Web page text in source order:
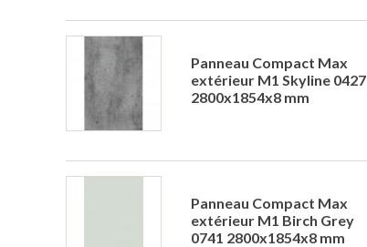
Panneau Compact Max
extérieur M1 Skyline 0427
2800x1854x8 mm
Panneau Compact Max
extérieur M1 Birch Grey
0741 2800x1854x8 mm